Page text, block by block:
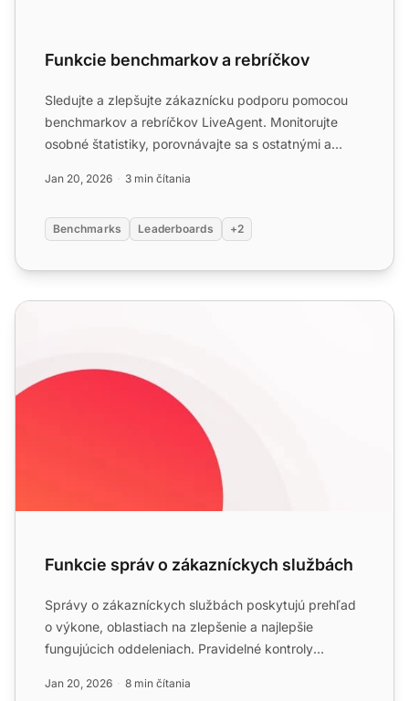
Funkcie benchmarkov a rebríčkov
Sledujte a zlepšujte zákaznícku podporu pomocou
benchmarkov a rebríčkov LiveAgent. Monitorujte
osobné štatistiky, porovnávajte sa s ostatnými a
Jan 20, 2026 3 min čítania
Benchmarks Leaderboards +2
Funkcie správ o zákazníckych službách
Funkcie správ o zákazníckych službách
Správy o zákazníckych službách poskytujú prehľad
o výkone, oblastiach na zlepšenie a najlepšie
fungujúcich oddeleniach. Pravidelné kontroly
Jan 20, 2026 8 min čítania